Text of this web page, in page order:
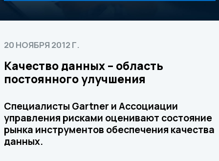
20 НОЯБРЯ 2012 Г.
Качество данных – область
постоянного улучшения
Специалисты Gartner и Ассоциации
управления рисками оценивают состояние
рынка инструментов обеспечения качества
данных.